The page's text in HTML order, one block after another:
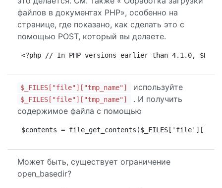
файлов в документах PHP», особенно на
странице, где показано, как сделать это с
помощью POST, который вы делаете.
<?php // In PHP versions earlier than 4.1.0,
$_FILES["file"]["tmp_name"] используйте
$_FILES["file"]["tmp_name"]
. И получить
содержимое файла с помощью
$contents =
Может быть, существует ограничение
open_basedir?